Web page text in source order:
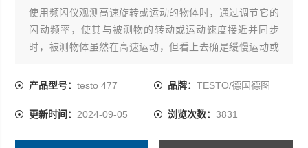
使用频闪仪观测高速旋转或运动的物体时，通过调节它的
闪动频率，使其与被测物的转动或运动速度接近并同步
时，被测物体虽然在高速运动，但看上去确是缓慢运动或
如：高速运行的包装市场线、装配线，灌装线、传输系统
产品型号：testo 477 品牌： TESTO/德国德图
更新时间： 2024-09-05 浏览次数： 3831